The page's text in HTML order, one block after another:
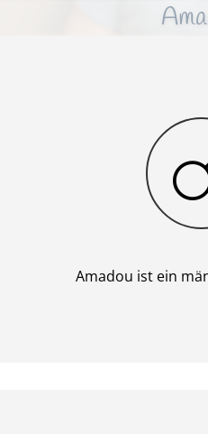
Amadou ist ein